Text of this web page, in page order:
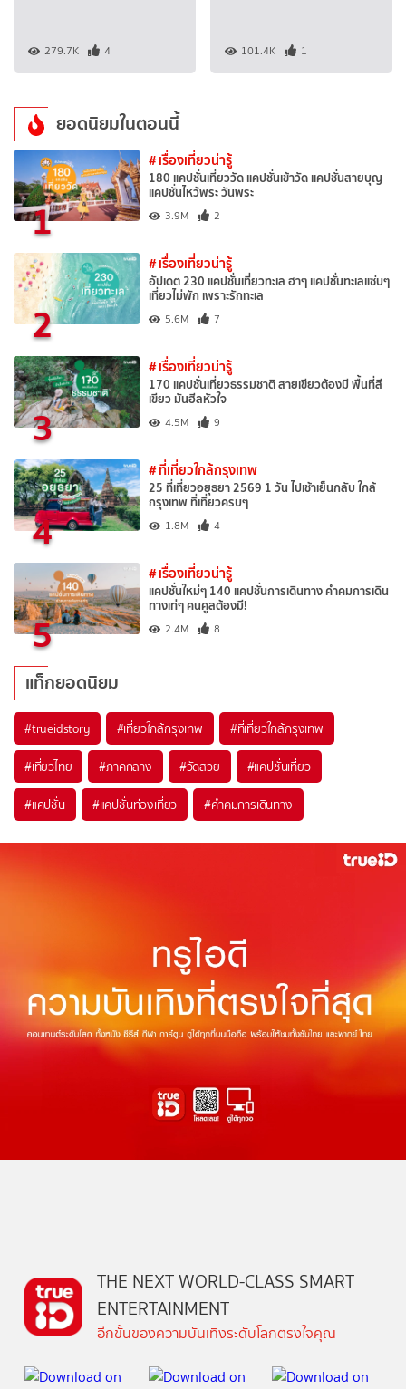
279.7K 4 101.4K 1
ยอดนิยมในตอนนี้
1
# เรื่องเที่ยวน่ารู้
180 แคปชั่นเที่ยววัด แคปชั่นเข้าวัด แคปชั่นสายบุญ
แคปชั่นไหว้พระ วันพระ
3.9M 2
2
# เรื่องเที่ยวน่ารู้
อัปเดต 230 แคปชั่นเที่ยวทะเล ฮาๆ แคปชั่นทะเลแซ่บๆ
เที่ยวไม่พัก เพราะรักทะเล
5.6M 7
3
# เรื่องเที่ยวน่ารู้
170 แคปชั่นเที่ยวธรรมชาติ สายเขียวต้องมี พื้นที่สี
เขียว มันฮีลหัวใจ
4.5M 9
4
# ที่เที่ยวใกล้กรุงเทพ
25 ที่เที่ยวอยุธยา 2569 1 วัน ไปเช้าเย็นกลับ ใกล้
กรุงเทพ ที่เที่ยวครบๆ
1.8M 4
5
# เรื่องเที่ยวน่ารู้
แคปชั่นใหม่ๆ 140 แคปชั่นการเดินทาง คำคมการเดิน
ทางเท่ๆ คนคูลต้องมี!
2.4M 8
แท็กยอดนิยม
#trueidstory #เที่ยวใกล้กรุงเทพ #ที่เที่ยวใกล้กรุงเทพ
#เที่ยวไทย #ภาคกลาง #วัดสวย #แคปชั่นเที่ยว
#แคปชั่น #แคปชั่นท่องเที่ยว #คำคมการเดินทาง
THE NEXT WORLD-CLASS SMART
ENTERTAINMENT
อีกขั้นของความบันเทิงระดับโลกตรงใจคุณ